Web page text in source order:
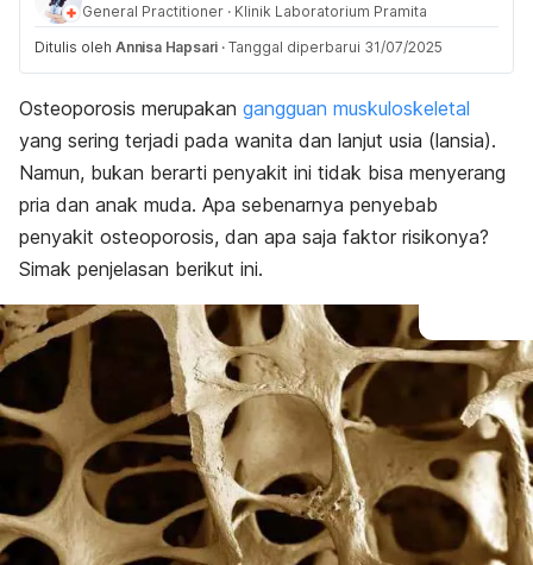
General Practitioner · Klinik Laboratorium Pramita
Ditulis oleh Annisa Hapsari · Tanggal diperbarui 31/07/2025
Osteoporosis merupakan gangguan muskuloskeletal
yang sering terjadi pada wanita dan lanjut usia (lansia).
Namun, bukan berarti penyakit ini tidak bisa menyerang
pria dan anak muda. Apa sebenarnya penyebab
penyakit osteoporosis, dan apa saja faktor risikonya?
Simak penjelasan berikut ini.